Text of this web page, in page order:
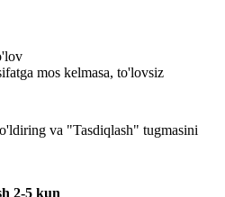
mos kelmasa, to'lovsiz
va "Tasdiqlash" tugmasini
2-5 kun